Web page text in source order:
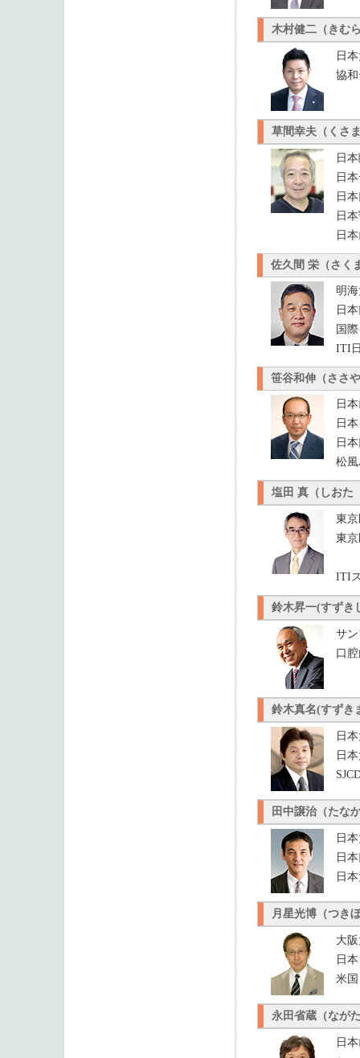
木村健二（きむ
日
協
草間幸夫（くさ
日
日
日
日
日
佐久間 栄（さく
明
日
国
ITI
笹谷和伸（ささ
日
日
日
松
塩田 真（しお
東
東
ITI
鈴木昇一(すずき
サ
口
鈴木真名(すずき
日
日
田中譲治（たな
日
日
日
月星光博（つき
大
日
米
永田省蔵（なが
日